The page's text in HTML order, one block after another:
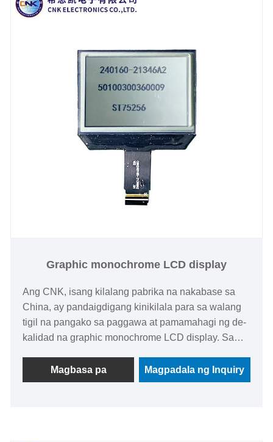
Graphic monochrome LCD display
Ang CNK, isang kilalang pabrika na nakabase sa
China, ay pandaigdigang kinikilala para sa walang
tigil na pangako sa paggawa at pamamahagi ng de-
kalidad na graphic monochrome LCD display. Sa
customer na sumasaklaw sa iba't ibang mga rehiyon
sa buong mundo, ang mga advanced na pasilidad
Magbasa pa Magpadala ng Inquiry